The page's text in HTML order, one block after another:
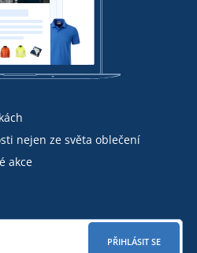
nejen ze světa oblečení
akce
PŘIHLÁSIT SE